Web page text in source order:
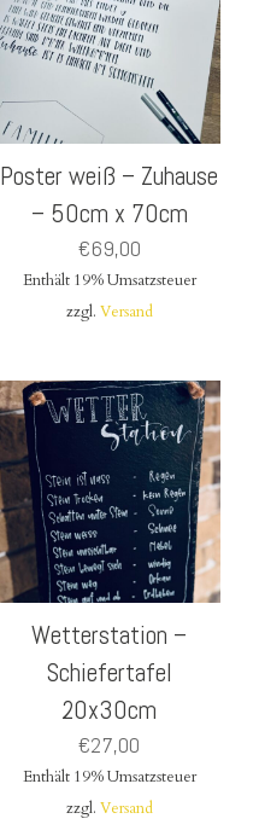
Poster weiß – Zuhause
– 50cm x 70cm
€69,00
Enthält 19% Umsatzsteuer
zzgl. Versand
Wetterstation –
Schiefertafel
20x30cm
€27,00
Enthält 19% Umsatzsteuer
zzgl. Versand